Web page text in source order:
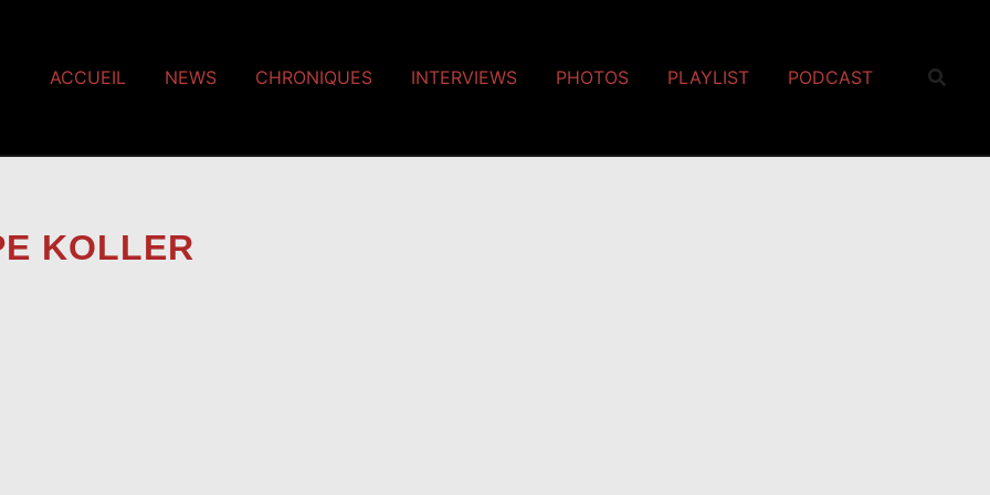
ACCUEIL NEWS CHRONIQUES INTERVIEWS PHOTOS PLAYLIST PODCAST
KOLLER